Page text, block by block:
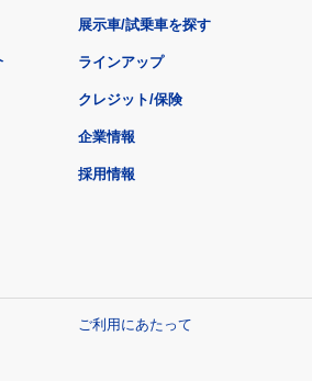
展示車/試乗車を探す
ラインアップ
クレジット/保険
企業情報
採用情報
ご利用にあたって